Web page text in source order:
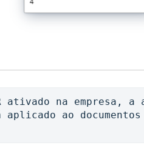
ativado na empresa, a
aplicado ao